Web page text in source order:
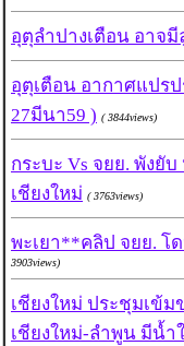
อุตุลำปางเตือน อาจ
อุตุเตือน อากาศแปร
27มีนา59 ) ( 3844views)
กระบะ Vs จยย. พังยั
เชียงใหม่ ( 3763views)
พะเยา**คลิป จยย. โ
3903views)
เชียงใหม่ ประชุมเข้
เชียงใหม่-ลำพูน มีน้ำ